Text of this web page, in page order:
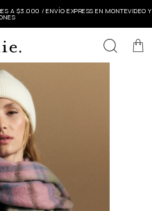
A $3.000 / ENVÍO EXPRESS EN MONTEVIDEO Y